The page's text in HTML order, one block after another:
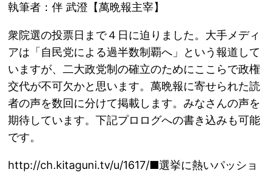
執筆者：伴 武澄【萬晩報主宰】
衆院選の投票日まで４日に迫りました。大手メディ
アは「自民党による過半数制覇へ」という報道して
いますが、二大政党制の確立のためにここらで政権
交代が不可欠かと思います。萬晩報に寄せられた読
者の声を数回に分けて掲載します。みなさんの声を
期待しています。下記プロログへの書き込みも可能
です。
http://ch.kitaguni.tv/u/1617/■選挙に熱いパッショ